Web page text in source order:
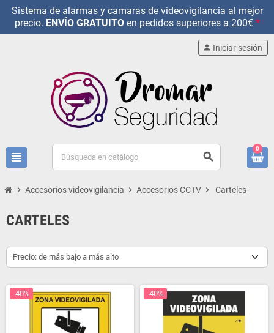
Sistema de alarmas y camaras de videovigilancia al mejor
precio. ENVÍO GRATUITOen pedidos superiores a 200€*
view_headline search
person Iniciar sesión
0
chevron_right Accesorios videovigilancia chevron_right Accesorios CCTV chevron_right Carteles
CARTELES
Precio: de más bajo a más alto
-40% -40%